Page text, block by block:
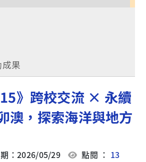
果
》跨校交流 × 永續
澳，探索海洋與地方
：2026/05/29 點閱 ： 13